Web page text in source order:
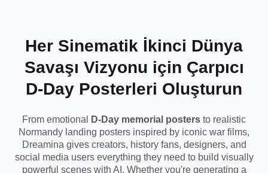
posterleri oluşturmanıza yardımcı olur.
Her Sinematik İkinci Dünya
Savaşı Vizyonu için Çarpıcı
D-Day Posterleri Oluşturun
From emotional D-Day memorial posters to realistic
Normandy landing posters inspired by iconic war films,
Dreamina gives creators, history fans, designers, and
social media users everything they need to build visually
powerful scenes with AI. Whether you're generating a